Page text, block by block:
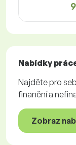
Nabídky
Najděte pro
finanční a
Zobraz